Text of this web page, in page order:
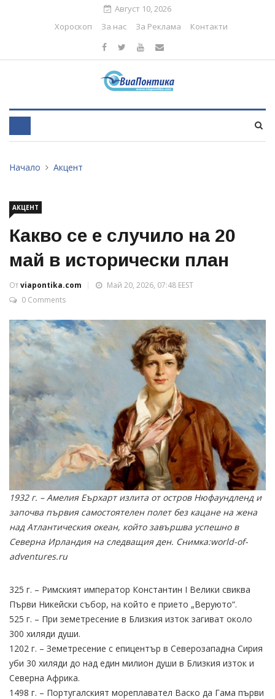
Август 10, 2026
Хороскоп
За нас За Реклама Контакти
Начало Акцент
АКЦЕНТ
Какво се е случило на 20
май в исторически план
Отviapontika.com
Май 20, 2026, 07:48 EEST
0 Comments
1932 г. – Амелия Еърхарт излита от остров Нюфаундленд и
започва първия самостоятелен полет без кацане на жена
над Атлантическия океан, който завършва успешно в
Северна Ирландия на следващия ден. Снимка:world-of-
adventures.ru
325 г. – Римският император Константин I Велики свиква
Първи Никейски събор, на който е прието „Веруюто“.
525 г. – При земетресение в Близкия изток загиват около
300 хиляди души.
1202 г. – Земетресение с епицентър в Северозападна Сирия
уби 30 хиляди до над един милион души в Близкия изток и
Северна Африка.
1498 г. – Португалският мореплавател Васко да Гама първи